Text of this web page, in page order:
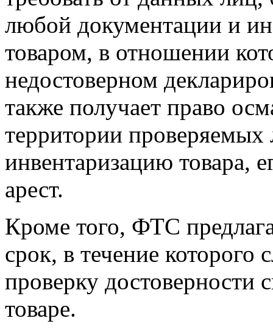
любой документации и
товаром, в отношении
недостоверном
также получает право
территории проверяемых
инвентаризацию товара,
арест.
Кроме того, ФТС
срок, в течение
проверку достоверности
товаре.